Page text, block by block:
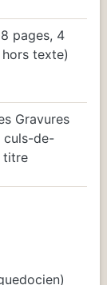
pages, 4
texte)
Gravures
culs-de-
titre